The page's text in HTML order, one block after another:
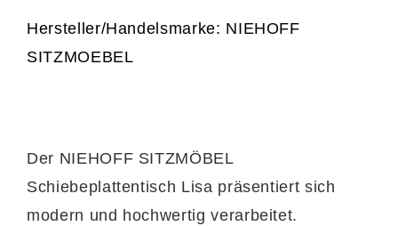
Hersteller/Handelsmarke: NIEHOFF
SITZMOEBEL
Der NIEHOFF SITZMÖBEL
Schiebeplattentisch Lisa präsentiert sich
modern und hochwertig verarbeitet.